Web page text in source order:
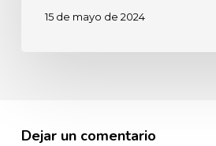
domicilio.
15 de mayo de 2024
Dejar un comentario